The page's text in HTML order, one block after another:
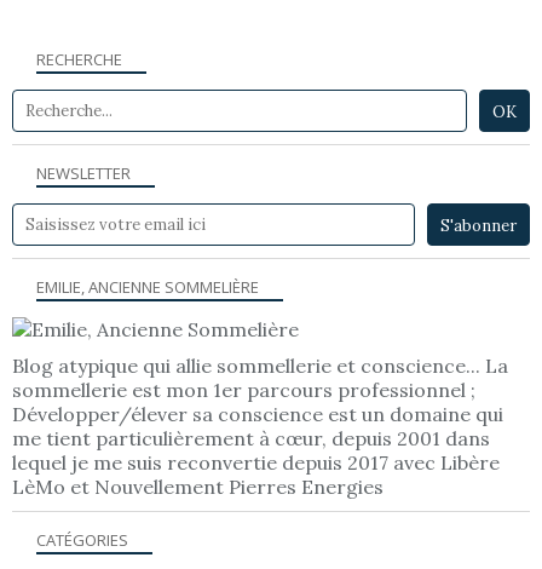
NEWSLETTER
RECHERCHE
EMILIE, ANCIENNE SOMMELIÈRE
Blog atypique qui allie sommellerie et conscience... La
sommellerie est mon 1er parcours professionnel ;
Développer/élever sa conscience est un domaine qui
me tient particulièrement à cœur, depuis 2001 dans
lequel je me suis reconvertie depuis 2017 avec Libère
LèMo et Nouvellement Pierres Energies
CATÉGORIES